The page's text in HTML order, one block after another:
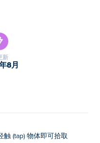
新
8月
触 (tap) 物体即可拾取